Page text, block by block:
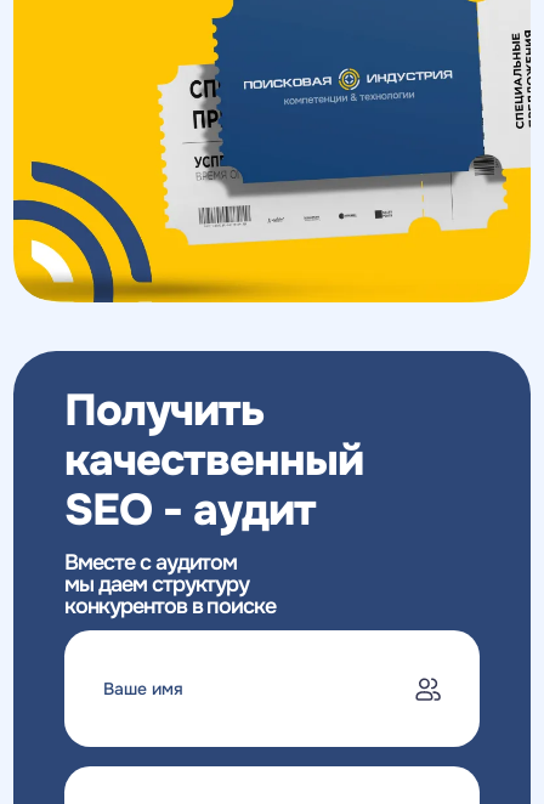
Получить
качественный
SEO - аудит
Вместе с аудитом
мы даем структуру
конкурентов в поиске